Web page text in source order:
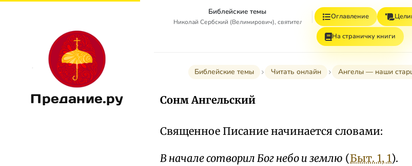
Предание.ру
Библейские темы
Николай Сербский (Велимирович), святитель
Оглавление
На страничку книги
Библейские темы Читать онлайн Ангелы — наши
Сонм Ангельский
Священное Писание начинается словами:
В начале сотворил Бог небо и землю (Быт. 1, 1).